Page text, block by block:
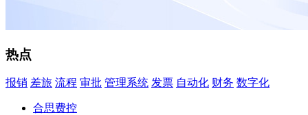
热点
报销 差旅 流程 审批 管理系统 发票 自动化 财务 数字化
合思费控